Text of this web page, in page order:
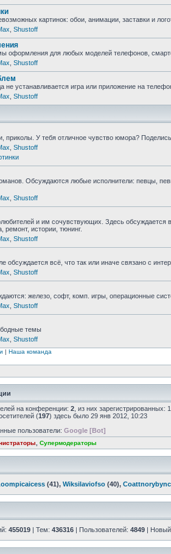
картинок: обои, анимации, заставки и
Shustoff
оформления для любых моделей телефонов,
Shustoff
не устанавливается игра или приложение на
Shustoff
приколы. У тебя отличное чувство юмора?
Shustoff
Обсуждаются любые исполнители: певцы,
Shustoff
и им сочувствующих. Здесь
ремонт, истории, тюнинг.
Shustoff
обсуждается всё, что так или иначе связано с
Shustoff
железо, софт, комп. игры, операционные
Shustoff
темы
Shustoff
| Наша команда
на конференции: 2 , из них
(197) здесь было 29 янв 2012, 10:23
пользователи: Google [Bot]
Супермодераторы
(41), Wiksilaviofso (40), Coattnorybync
455019 | Тем: 436316 | Пользователей: 4849 |